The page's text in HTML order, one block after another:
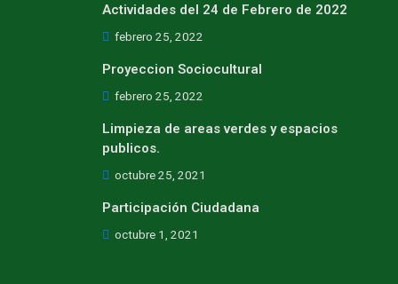
Actividades del 24 de Febrero de 2022
febrero 25, 2022
Proyeccion Sociocultural
febrero 25, 2022
Limpieza de areas verdes y espacios
publicos.
octubre 25, 2021
Participación Ciudadana
octubre 1, 2021